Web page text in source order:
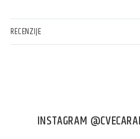
RECENZIJE
INSTAGRAM